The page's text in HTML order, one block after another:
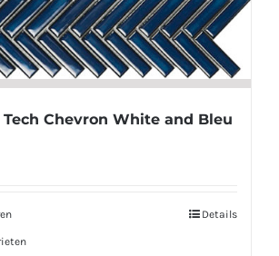
Chevron White and Bleu
Dit
product
Details